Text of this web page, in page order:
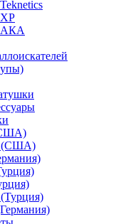
АКА
(США)